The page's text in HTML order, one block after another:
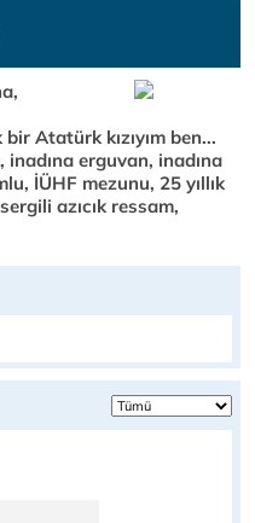
Atatürk kızıyım ben...
inadına erguvan, inadına
İÜHF mezunu, 25 yıllık
azıcık ressam,